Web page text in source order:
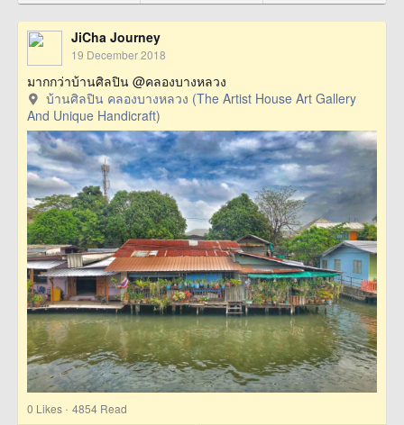
JiCha Journey
19 December 2018
มากกว่าบ้านศิลปิน @คลองบางหลวง
บ้านศิลปิน คลองบางหลวง (The Artist House Art Gallery
And Unique Handicraft)
0 Likes · 4854 Read